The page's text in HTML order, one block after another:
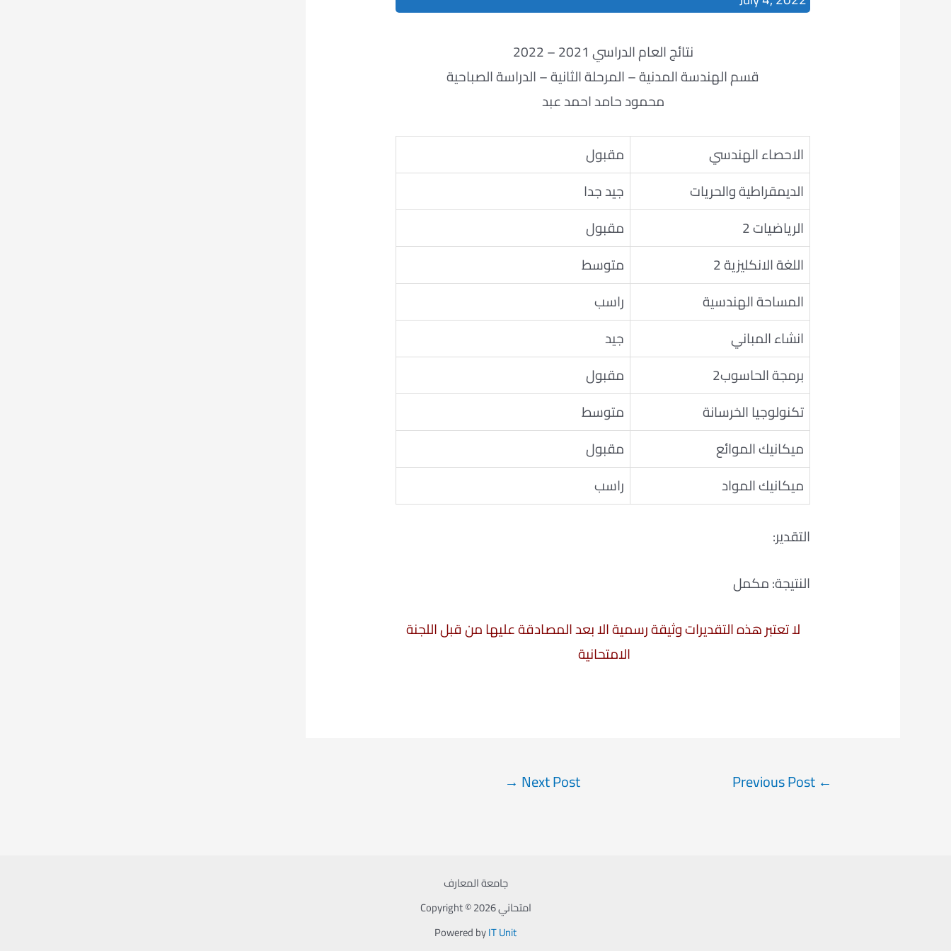
نتائج العام الدراسي 2021 – 2022
قسم الهندسة المدنية – المرحلة الثانية – الدراسة الصباحية
محمود حامد احمد عبد
الاحصاء الهندسي
مقبول
الديمقراطية والحريات
جيد جدا
الرياضيات 2
مقبول
اللغة الانكليزية 2
متوسط
المساحة الهندسية
راسب
انشاء المباني
جيد
برمجة الحاسوب2
مقبول
تكنولوجيا الخرسانة
متوسط
ميكانيك الموائع
مقبول
ميكانيك المواد
راسب
التقدير:
النتيجة: مكمل
لا تعتبر هذه التقديرات وثيقة رسمية الا بعد المصادقة عليها من قبل اللجنة
الامتحانية
←
Next Post
→
جامعة المعارف
Copyright © 2026 امتحاني
Powered byIT Unit